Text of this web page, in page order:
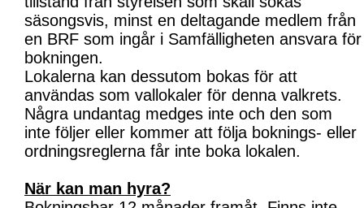
säsongsvis, minst en deltagande medlem från
en BRF som ingår i Samfälligheten ansvara för
bokningen.
Lokalerna kan dessutom bokas för att
användas som vallokaler för denna valkrets.
Några undantag medges inte och den som
inte följer eller kommer att följa boknings- eller
ordningsreglerna får inte boka lokalen.
När kan man hyra?